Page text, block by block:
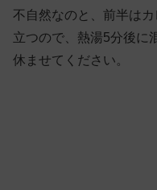
不自然なのと、前半は
立つので、熱湯5分後に
休ませてください。